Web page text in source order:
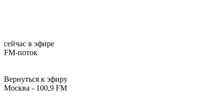
сейчас в эфире
FM-поток
Вернуться к эфиру
Москва - 100,9 FM